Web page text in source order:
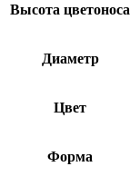
Высота цветоноса
Диаметр
Цвет
Форма